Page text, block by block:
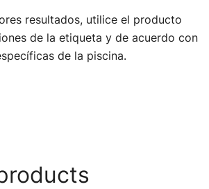
resultados, utilice el producto
de la etiqueta y de acuerdo con
de la piscina.